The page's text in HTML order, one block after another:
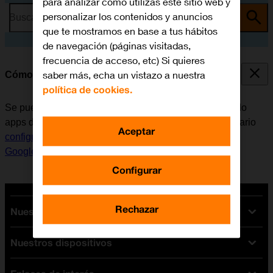
Busca por problema o tema
Cómo instalar apps de Google Play
Se pueden añadir nuevas funciones al móvil, instalando
apps de Google Play. Antes de instalar apps, es necesario
configurar el móvil para internetyactivar la cuenta de
Google en el móvil
Nuestras tarifas
Tarifas Orange
Tarifas fibra y móvil
Nuestros dispositivos
personalizar los contenidos y anuncios
que te mostramos en base a tus hábitos
de navegación (páginas visitadas,
frecuencia de acceso, etc) Si quieres
saber más, echa un vistazo a nuestra
política de cookies.
Configurar
Rechazar
Aceptar